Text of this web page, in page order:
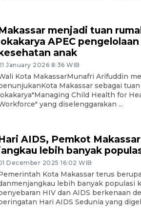
menjadi tuan
APEC pengelolaan
anak
January 2026 8:36 WIB
Kota MakassarMunafri Arifuddin
Makassar sebagai
Child Health for
yang diselenggarakan ...
AIDS, Pemkot
lebih banyak
December 2025 16:02 WIB
Kota Makassar terus
lebih banyak populasi
HIV dan AIDS berkenaan
Hari AIDS Sedunia yang